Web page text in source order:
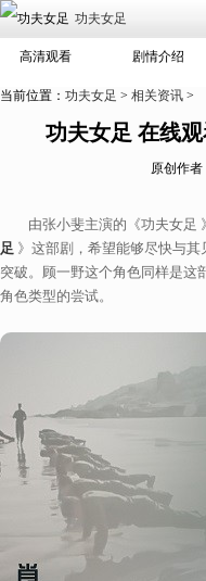
功夫女足
高清观看 剧情介绍
当前位置： 功夫女足 > 相关资讯 >
功夫女足 在线观
原创作者
由张小斐主演的《功夫女足
足 》这部剧，希望能够尽快与
突破。顾一野这个角色同样是这
角色类型的尝试。